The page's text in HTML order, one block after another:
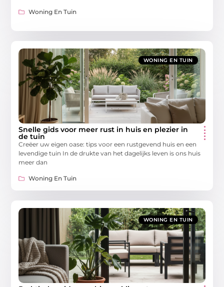
Woning En Tuin
WONING EN TUIN
Snelle gids voor meer rust in huis en plezier in
de tuin
Creëer uw eigen oase: tips voor een rustgevend huis en een
levendige tuin In de drukte van het dagelijks leven is ons huis
meer dan
Woning En Tuin
WONING EN TUIN